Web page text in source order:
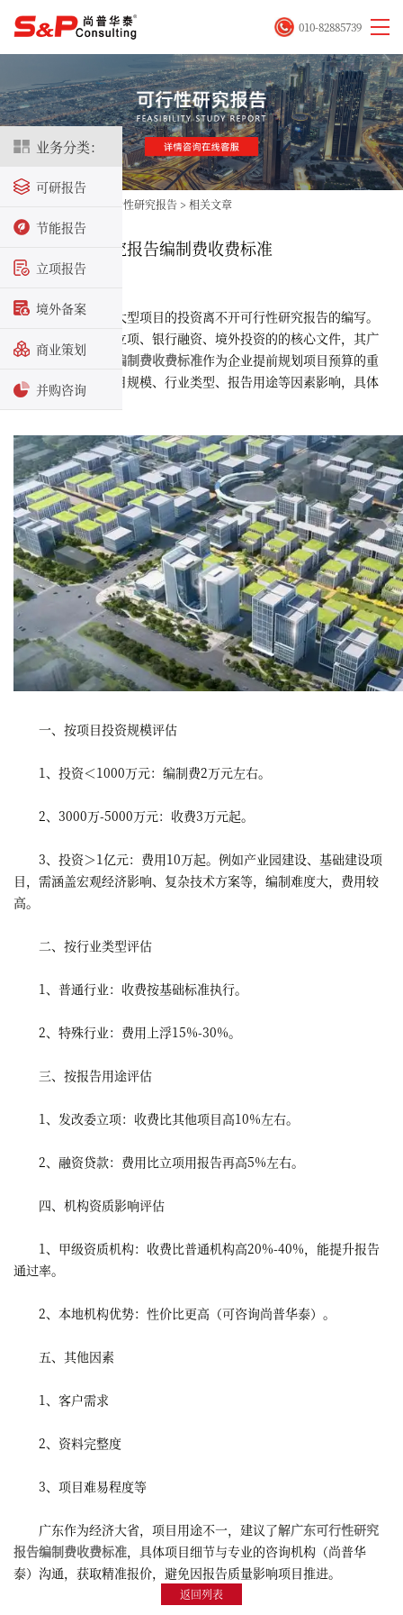
业务分类：
可研报告
节能报告
立项报告
境外备案
商业策划
并购咨询
010-82885739
可行性研究报告 > 相关文章
广东可行性研究报告编制费收费标准
2025-07-21
在广东地区中大型项目的投资离不开可行性研究报告的编写。
可研报告是发改委立项、银行融资、境外投资的的核心文件，其广
东可行性研究报告编制费收费标准作为企业提前规划项目预算的重
要一部分，一般项目规模、行业类型、报告用途等因素影响，具体
收费标准如下：
一、按项目投资规模评估
1、投资＜1000万元：编制费2万元左右。
2、3000万-5000万元：收费3万元起。
3、投资＞1亿元：费用10万起。例如产业园建设、基础建设项
目，需涵盖宏观经济影响、复杂技术方案等，编制难度大，费用较
高。
二、按行业类型评估
1、普通行业：收费按基础标准执行。
2、特殊行业：费用上浮15%-30%。
三、按报告用途评估
1、发改委立项：收费比其他项目高10%左右。
2、融资贷款：费用比立项用报告再高5%左右。
四、机构资质影响评估
1、甲级资质机构：收费比普通机构高20%-40%，能提升报告
通过率。
2、本地机构优势：性价比更高（可咨询尚普华泰）。
五、其他因素
1、客户需求
2、资料完整度
3、项目难易程度等
广东作为经济大省，项目用途不一，建议了解广东可行性研究
报告编制费收费标准 ，具体项目细节与专业的咨询机构（尚普华
泰）沟通，获取精准报价，避免因报告质量影响项目推进。
返回列表